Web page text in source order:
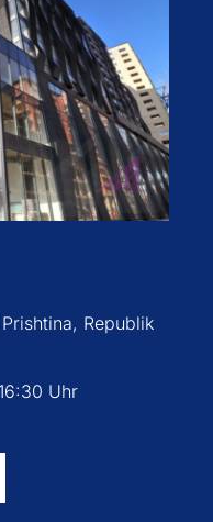
Republik
Uhr